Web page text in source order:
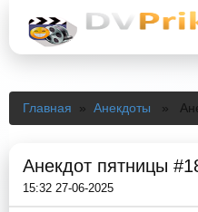
Главная » Анекдоты »
Анекдот пятницы
15:32 27-06-2025